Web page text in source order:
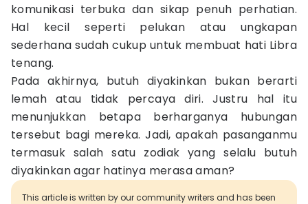
komunikasi terbuka dan sikap penuh perhatian.
Hal kecil seperti pelukan atau ungkapan
sederhana sudah cukup untuk membuat hati Libra
tenang.
Pada akhirnya, butuh diyakinkan bukan berarti
lemah atau tidak percaya diri. Justru hal itu
menunjukkan betapa berharganya hubungan
tersebut bagi mereka. Jadi, apakah pasanganmu
termasuk salah satu zodiak yang selalu butuh
diyakinkan agar hatinya merasa aman?
This article is written by our community writers and has been